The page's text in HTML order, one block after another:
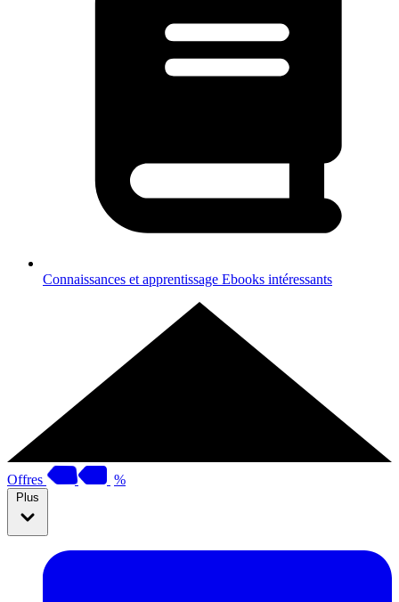
Connaissances et apprentissage Ebooks intéressants
Offres %
Plus